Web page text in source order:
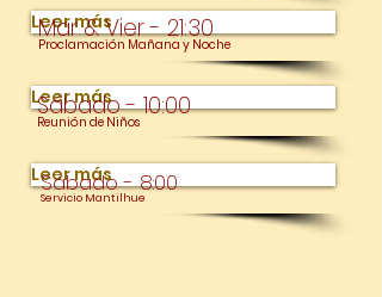
Leer más
Mar & Vier - 21:30
Proclamación Mañana y Noche
Leer más
Sábado - 10:00
Reunión de Niños
Leer más
Sábado- 8:00
Servicio Mantilhue